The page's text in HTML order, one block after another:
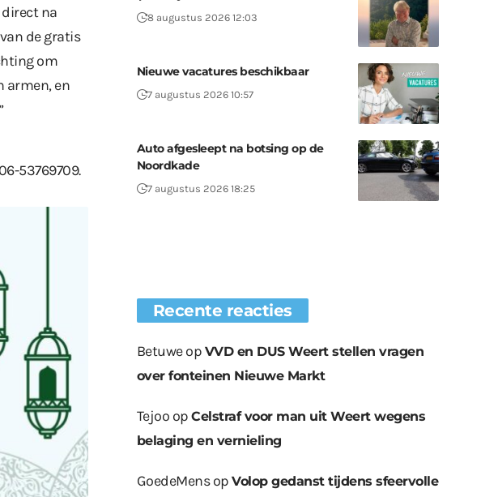
na
de gratis
om
armen, en
53769709.
8 augustus 2026 12:03
Nieuwe vacatures beschikbaar
7 augustus 2026 10:57
Auto afgesleept na botsing op de
Noordkade
7 augustus 2026 18:25
Recente reacties
Betuweop VVD en DUS Weert stellen vragen
over fonteinen Nieuwe Markt
Tejoo opCelstraf voor man uit Weert wegens
belaging en vernieling
GoedeMensopVolop gedanst tijdens sfeervolle